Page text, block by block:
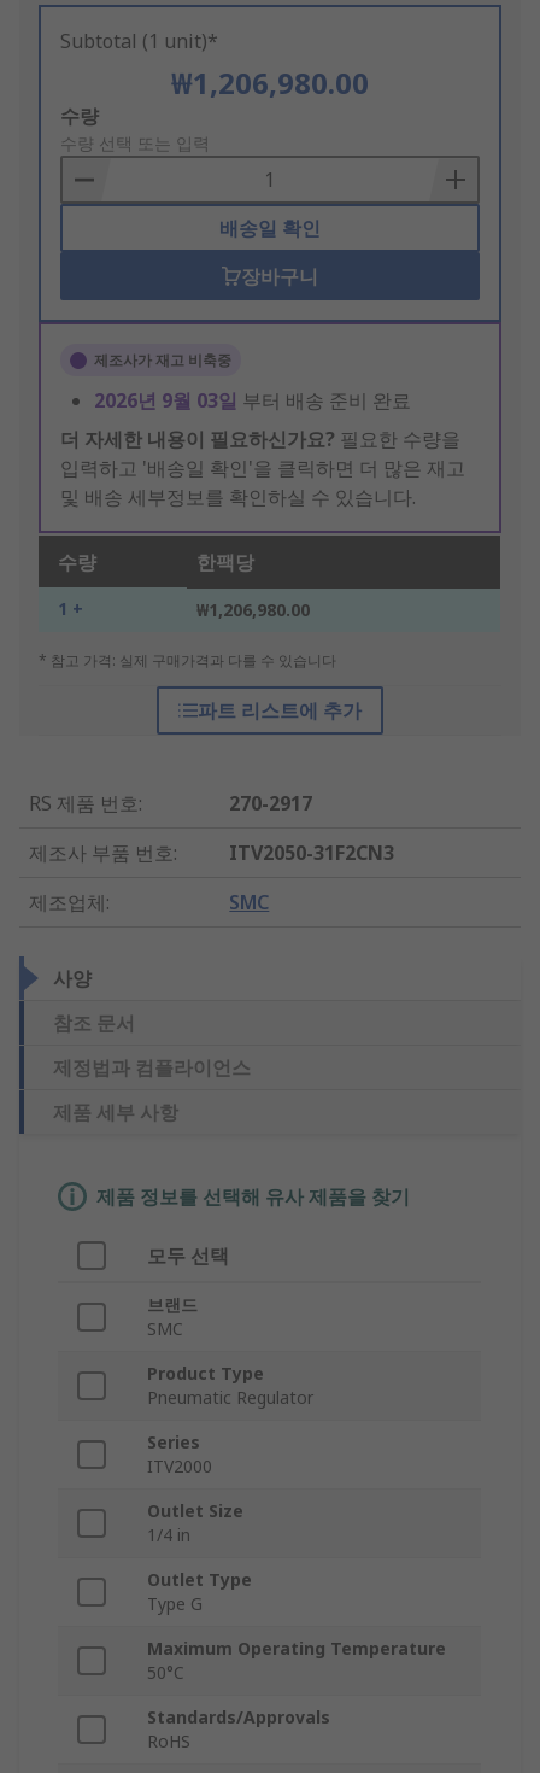
Subtotal (1 unit)*
₩1,206,980.00
Add
to
Basket
수량
수량 선택 또는 입력
배송일 확인
장바구니
제조사가 재고 비축중
2026년 9월 03일 부터 배송 준비 완료
더 자세한 내용이 필요하신가요? 필요한 수량을
입력하고 '배송일 확인'을 클릭하면 더 많은 재고
및 배송 세부정보를 확인하실 수 있습니다.
수량 한팩당
1 + ₩1,206,980.00
* 참고 가격: 실제 구매가격과 다를 수 있습니다
파트 리스트에 추가
RS 제품 번호:
270-2917
제조사 부품 번호:
ITV2050-31F2CN3
제조업체: SMC
사양
참조 문서
제정법과 컴플라이언스
제품 세부 사항
제품 정보를 선택해 유사 제품을 찾기
모두 선택
브랜드
SMC
Product Type
Pneumatic Regulator
Series
ITV2000
Outlet Size
1/4 in
Outlet Type
Type G
Maximum Operating Temperature
50°C
Standards/Approvals
RoHS